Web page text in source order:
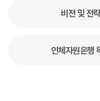
비전 및 전략
인체자원은행